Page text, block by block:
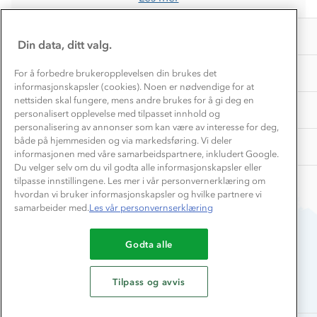
OM OSS
TIPS OG RÅD
EL-retur
Store størrelser
Turmat oppskrifter
Beredskap
AKTIVITETER
Storms turtips🐿️
Leirskole 🥾
Barnehageansatt
Tips til hyttetur
Du betaler enkelt med
Din data, ditt valg.
For å forbedre brukeropplevelsen din brukes det
informasjonskapsler (cookies). Noen er nødvendige for at
nettsiden skal fungere, mens andre brukes for å gi deg en
personalisert opplevelse med tilpasset innhold og
personalisering av annonser som kan være av interesse for deg,
både på hjemmesiden og via markedsføring. Vi deler
informasjonen med våre samarbeidspartnere, inkludert Google.
Du velger selv om du vil godta alle informasjonskapsler eller
tilpasse innstillingene. Les mer i vår personvernerklæring om
hvordan vi bruker informasjonskapsler og hvilke partnere vi
samarbeider med.Les vår personvernserklæring
Godta alle
Tilpass og avvis